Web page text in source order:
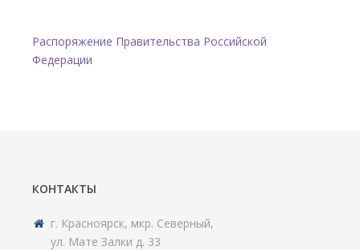
Распоряжение Правительства Российской
Федерации
КОНТАКТЫ
г. Красноярск, мкр. Северный,
ул. Мате Залки д. 33